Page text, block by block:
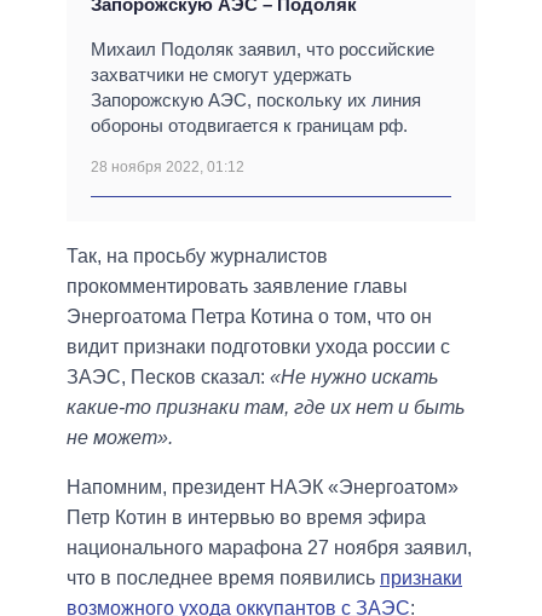
Запорожскую АЭС – Подоляк
Михаил Подоляк заявил, что российские
захватчики не смогут удержать
Запорожскую АЭС, поскольку их линия
обороны отодвигается к границам рф.
28 ноября 2022, 01:12
Так, на просьбу журналистов
прокомментировать заявление главы
Энергоатома Петра Котина о том, что он
видит признаки подготовки ухода россии с
ЗАЭС, Песков сказал: «Не нужно искать
какие-то признаки там, где их нет и быть
не может».
Напомним, президент НАЭК «Энергоатом»
Петр Котин в интервью во время эфира
национального марафона 27 ноября заявил,
что в последнее время появились признаки
возможного ухода оккупантов с ЗАЭС: